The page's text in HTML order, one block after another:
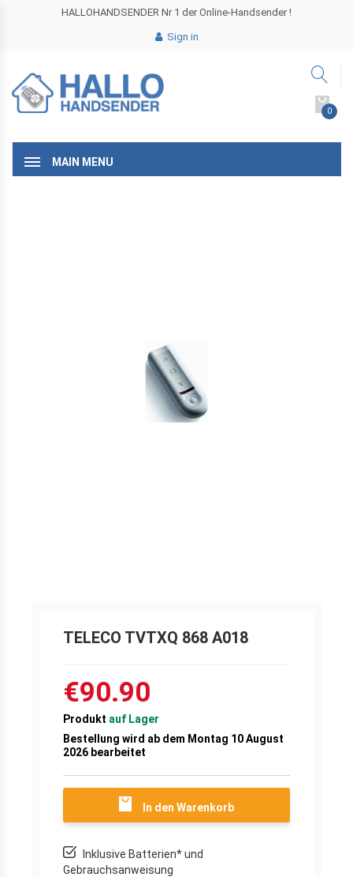
HALLOHANDSENDER Nr 1 der Online-Handsender !
Sign in
0
MAIN MENU
TELECO TVTXQ 868 A018
€90.90
Produkt auf Lager
Bestellung wird ab dem Montag 10 August
2026 bearbeitet
In den Warenkorb
Inklusive Batterien* und
Gebrauchsanweisung